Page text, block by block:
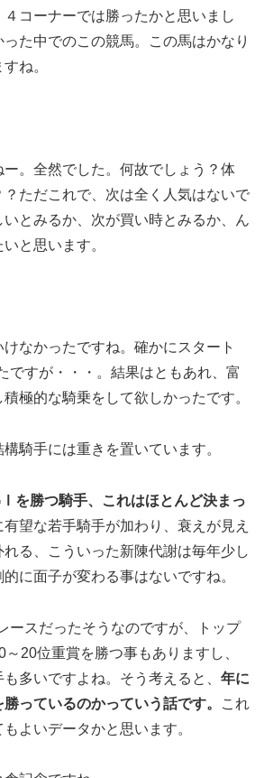
４コーナーでは勝ったかと思いまし
た中でのこの競馬。この馬はかなり
ね。
。全然でした。何故でしょう？体
ただこれで、次は全く人気はないで
いとみるか、次が買い時とみるか、ん
と思います。
なかったですね。確かにスタート
ですが・・・。結果はともあれ、富
極的な騎乗をして欲しかったです。
騎手には重きを置いています。
を勝つ騎手、これはほとんど決まっ
有望な若手騎手が加わり、衰えが見え
る、こういった新陳代謝は毎年少し
に面子が変わる事はないですね。
ースだったそうなのですが、トップ
20位重賞を勝つ事もありますし、
多いですよね。そう考えると、 年に
っているのかっていう話です。
これ
よいデータかと思います。